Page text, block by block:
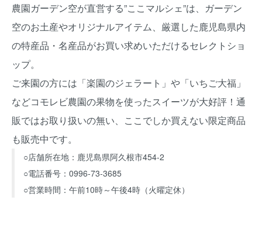
農園ガーデン空が直営する”ここマルシェ”は、ガーデン
空のお土産やオリジナルアイテム、厳選した鹿児島県内
の特産品・名産品がお買い求めいただけるセレクトショ
ップ。
ご来園の方には「楽園のジェラート」や「いちご大福」
などコモレビ農園の果物を使ったスイーツが大好評！通
販ではお取り扱いの無い、ここでしか買えない限定商品
も販売中です。
○店舗所在地：鹿児島県阿久根市454-2
○電話番号：0996-73-3685
○営業時間：午前10時～午後4時（火曜定休）